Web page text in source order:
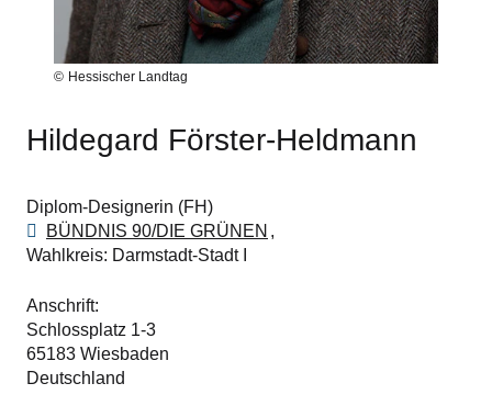
Hessischer Landtag
Hildegard Förster-Heldmann
Diplom-Designerin (FH)
BÜNDNIS 90/DIE GRÜNEN
Wahlkreis Darmstadt-Stadt I
Anschrift
Schlossplatz 1-3
65183 Wiesbaden
Deutschland